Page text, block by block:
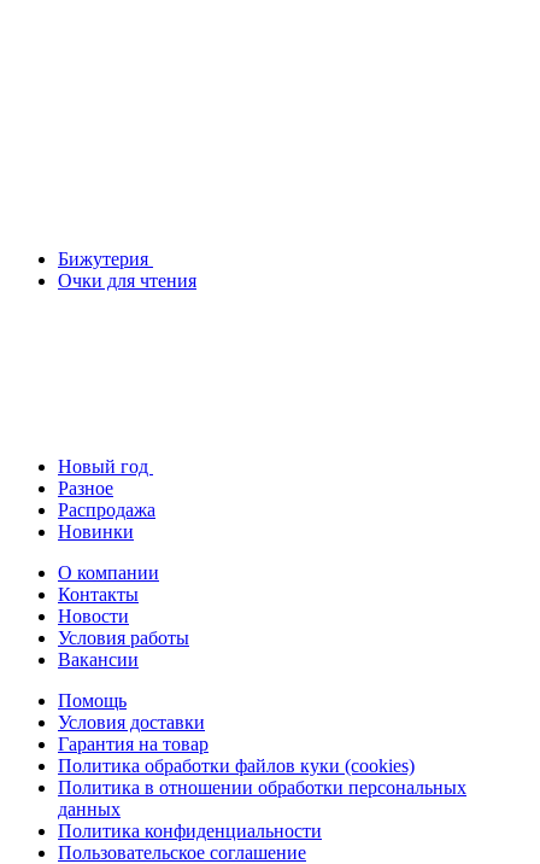
Бижутерия
Очки для чтения
Новый год
Разное
Распродажа
Новинки
О компании
Контакты
Новости
Условия работы
Вакансии
Помощь
Условия доставки
Гарантия на товар
Политика обработки файлов куки (cookies)
Политика в отношении обработки персональных
данных
Политика конфиденциальности
Пользовательское соглашение